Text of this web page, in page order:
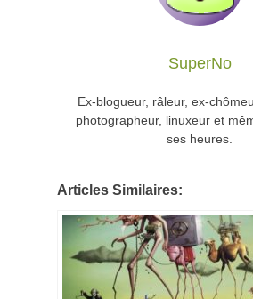
SuperNo
Ex-blogueur, râleur, ex-
photographeur, linuxeur et
ses heures.
Articles Similaires: